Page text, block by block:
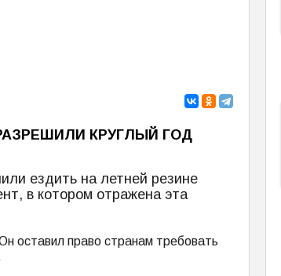
КРУГЛЫЙ ГОД
ездить на летней резине
в котором отражена эта
оставил право странам требовать